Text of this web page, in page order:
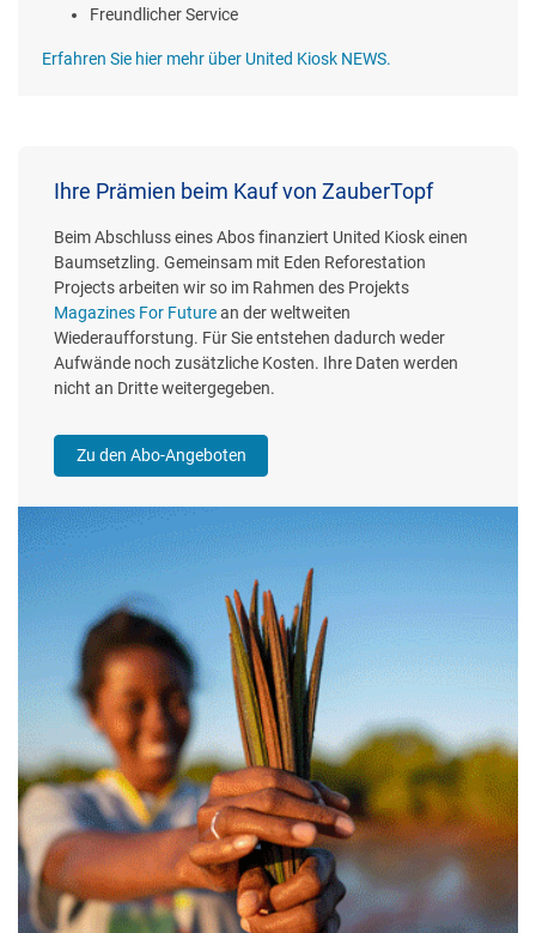
Freundlicher Service
Erfahren Sie hier mehr über United Kiosk NEWS.
Ihre Prämien beim Kauf von ZauberTopf
Beim Abschluss eines Abos finanziert United Kiosk einen
Baumsetzling. Gemeinsam mit Eden Reforestation
Projects arbeiten wir so im Rahmen des Projekts
Magazines For Futurean der weltweiten
Wiederaufforstung. Für Sie entstehen dadurch weder
Aufwände noch zusätzliche Kosten. Ihre Daten werden
nicht an Dritte weitergegeben.
Zu den Abo-Angeboten